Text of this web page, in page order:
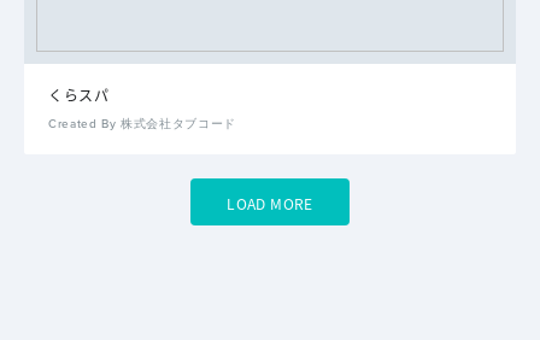
くらスパ
Created By 株式会社タブコード
LOAD MORE